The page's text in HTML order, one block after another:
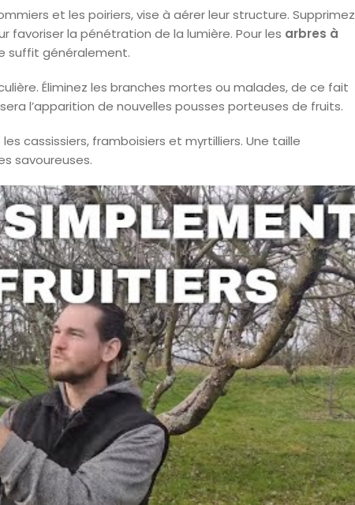
et les poiriers, vise à aérer leur structure. Supprimez
favoriser la pénétration de la lumière. Pour les arbres à
suffit généralement.
Éliminez les branches mortes ou malades, de ce fait
l’apparition de nouvelles pousses porteuses de fruits.
cassissiers, framboisiers et myrtilliers. Une taille
savoureuses.